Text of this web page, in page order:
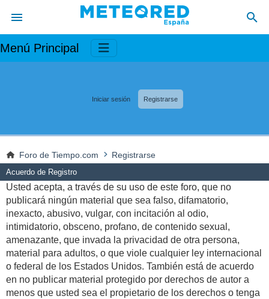
Menú Principal
Iniciar sesión Registrarse
Foro de Tiempo.com Registrarse
Acuerdo de Registro
Usted acepta, a través de su uso de este foro, que no
publicará ningún material que sea falso, difamatorio,
inexacto, abusivo, vulgar, con incitación al odio,
intimidatorio, obsceno, profano, de contenido sexual,
amenazante, que invada la privacidad de otra persona,
material para adultos, o que viole cualquier ley internacional
o federal de los Estados Unidos. También está de acuerdo
en no publicar material protegido por derechos de autor a
menos que usted sea el propietario de los derechos o tenga